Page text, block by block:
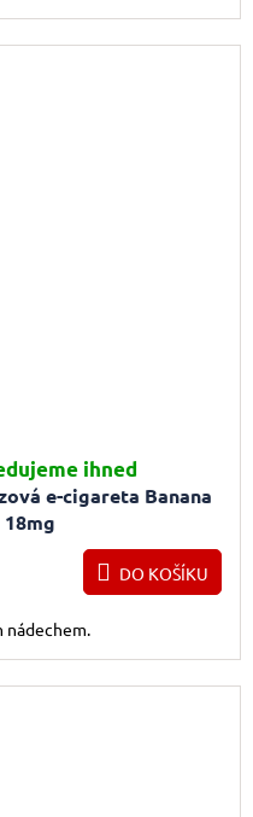
e-cigareta Banana
z 5 hvězdiček.
ihned
DO KOŠÍKU
nádechem.